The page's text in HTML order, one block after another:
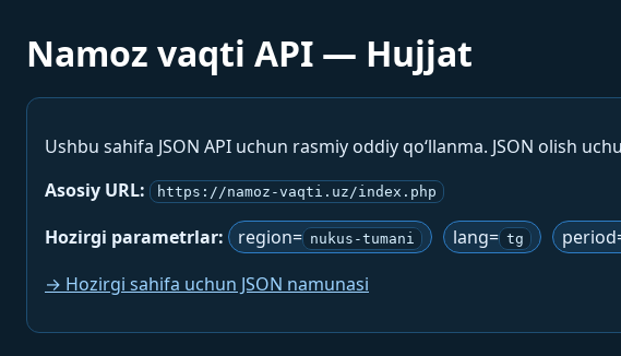
Namoz vaqti API — Hujjat
Ushbu sahifa JSON API uchun rasmiy oddiy qo‘llanma. JSON olish
Asosiy URL:
https://namoz-vaqti.uz/index.php
Hozirgi parametrlar: region= nukus-tumani lang= tg
→ Hozirgi sahifa uchun JSON namunasi